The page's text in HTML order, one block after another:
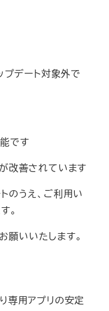
プデート対象外で
です
改善されています
のうえ、ご利用い
。
願いいたします。
専用アプリの安定